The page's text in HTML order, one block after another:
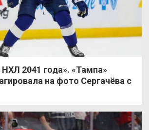
2041 года». «Тампа»
на фото Сергачёва с